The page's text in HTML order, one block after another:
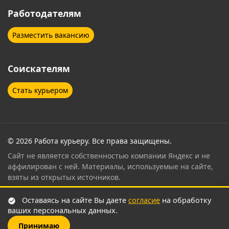
Ставрополь
Тольятти
Тула
Ханты-Мансийск Чебоксары
Челябинск Череповец
Энгельс
Работодателям
Разместить вакансию
Соискателям
Стать курьером
© 2026 Работа курьеру. Все права защищены.
Сайт не является собственностью компании Яндекс и не
аффилирован с ней. Материалы, используемые на сайте,
взяты из открытых источников.
сертифицированным специалистом по привлечению
курьеров Яндекс Еда.
Оставаясь на сайте Вы даете согласие на обработку
ваших персональных данных.
Принимаю